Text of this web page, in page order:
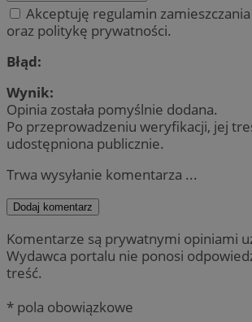
Akceptuję regulamin
oraz politykę prywatności.
Błąd:
Wynik:
Opinia została pomyślnie dodana.
Po przeprowadzeniu weryfikacji, jej
udostępniona publicznie.
Trwa wysyłanie komentarza ...
Dodaj komentarz
Komentarze są prywatnymi opiniami
Wydawca portalu nie ponosi
treść.
* pola obowiązkowe